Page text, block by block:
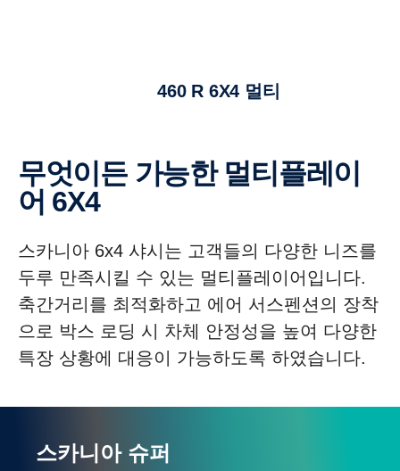
460 R 6X4 멀티
무엇이든 가능한 멀티플레이
어 6X4
스카니아 6x4 샤시는 고객들의 다양한 니즈를
두루 만족시킬 수 있는 멀티플레이어입니다.
축간거리를 최적화하고 에어 서스펜션의 장착
으로 박스 로딩 시 차체 안정성을 높여 다양한
특장 상황에 대응이 가능하도록 하였습니다.
스카니아 슈퍼